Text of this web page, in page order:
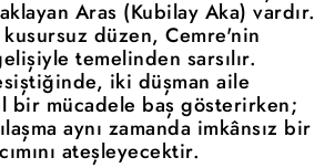
Aras (Kubilay Aka) vardır.
düzen, Cemre'nin
temelinden sarsılır.
iki düşman aile
bir mücadele baş gösterirken;
aynı zamanda imkânsız bir
ateşleyecektir.